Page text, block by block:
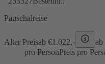
Pauschalreise
Alter Preisab €1.022,- ab
pro PersonPreis pro